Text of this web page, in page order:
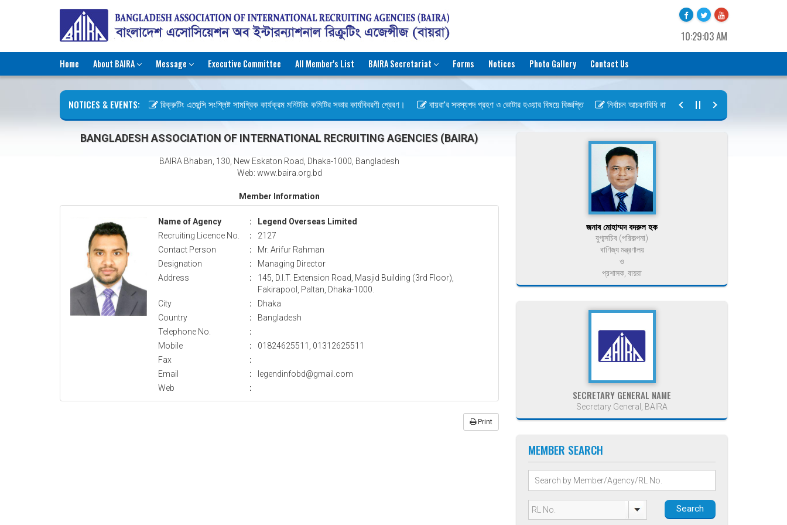
10:29:03 AM
Home About BAIRA Message Executive Committee All Member's List BAIRA Secretariat Forms Notices Photo Gallery Contact Us
NOTICES & EVENTS: রিক্রুটিং এজেন্সি সংশ্লিষ্ট সামগ্রিক কার্যক্রম মনিটরিং কমিটির সভার কার্যবিবরণী প্রেরণ। বায়রা’র সদস্যপদ গ্রহণ ও ভোটার হওয়ার বিষয়ে বিজ্ঞপ্তি নির্বাচন আচরণবিধি বায়রা ২০২৬-২০২৮
BANGLADESH ASSOCIATION OF INTERNATIONAL RECRUITING AGENCIES (BAIRA)
BAIRA Bhaban, 130, New Eskaton Road, Dhaka-1000, Bangladesh
Web: www.baira.org.bd
Member Information
Name of Agency :
Legend Overseas Limited
Recruiting Licence No.
:
2127
Contact Person
:
Mr. Arifur Rahman
Designation
:
Managing Director
Address
:
145, D.I.T. Extension Road, Masjid Building (3rd Floor),
Fakirapool, Paltan, Dhaka-1000.
City
:
Dhaka
Country
:
Bangladesh
Telephone No.
:
Mobile
:
01824625511, 01312625511
Fax
:
Email
:
legendinfobd@gmail.com
Web
:
Print
জনাব মোহাম্মদ বদরুল হক
যুগ্মসচিব (পরিকল্পনা)
বাণিজ্য মন্ত্রণালয়
ও
প্রশাসক, বায়রা
SECRETARY GENERAL NAME
Secretary General, BAIRA
MEMBER SEARCH
Search